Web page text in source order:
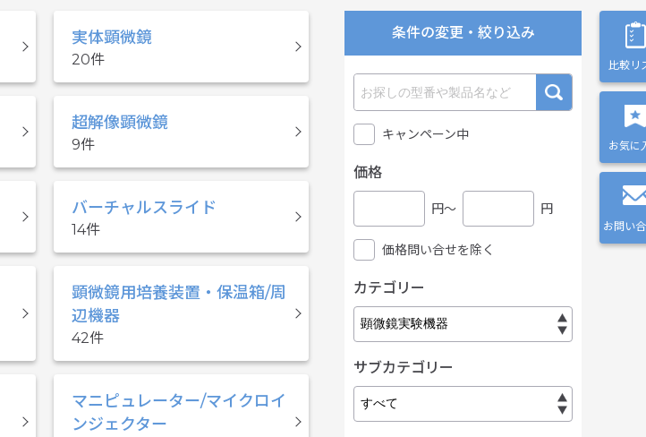
実体顕微鏡
20
超解像顕微鏡
9
バーチャルスライド
14
顕微鏡用培養装置・保温箱/周
辺機器
42
マニピュレーター/マイクロイ
ンジェクター
比較リ
お気に
お問い
条件の変更・絞り込み
キャンペーン中
価格
円〜 円
価格問い合せを除く
カテゴリー
サブカテゴリー